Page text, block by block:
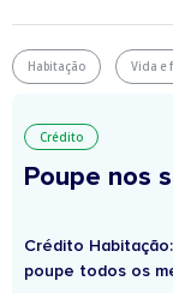
Habitação Vida e
Crédito
Poupe nos
Crédito
poupe todos os